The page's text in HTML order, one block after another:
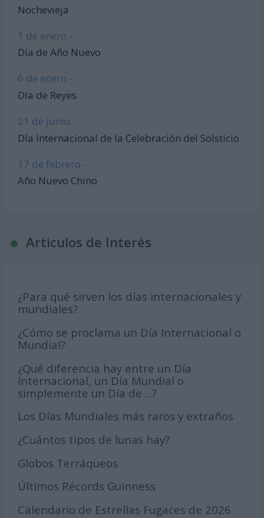
Nochevieja
1 de enero -
Día de Año Nuevo
6 de enero -
Día de Reyes
21 de junio -
Día Internacional de la Celebración del Solsticio
17 de febrero -
Año Nuevo Chino
Articulos de Interés
¿Para qué sirven los días internacionales y
mundiales?
¿Cómo se proclama un Día Internacional o
Mundial?
¿Qué diferencia hay entre un Día
Internacional, un Día Mundial o
simplemente un Día de ...?
Los Días Mundiales más raros y extraños
¿Cuántos tipos de lunas hay?
Globos Terráqueos
Últimos Récords Guinness
Calendario de Estrellas Fugaces de 2026